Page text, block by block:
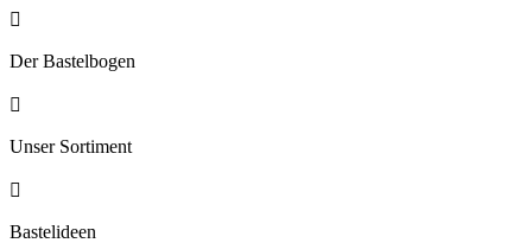

Der Bastelbogen

Unser Sortiment

Bastelideen